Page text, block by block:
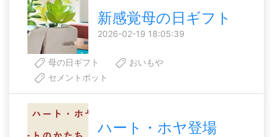
新感覚母の日ギフト
2026-02-19 18:05:39
母の日ギフト
おいもや
セメントポット
ハート・ホヤ登場